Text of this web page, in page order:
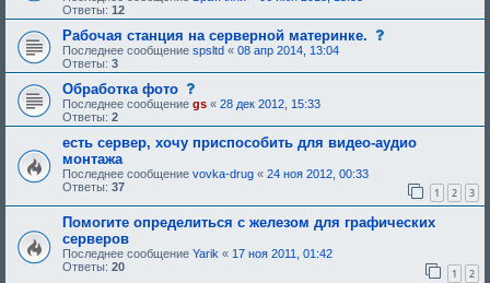
р
е
н
я
е
о
б
р
е
о
б
щ
е
н
и
е
,
т
р
б
ю
о
о
Ответы: 12
Рабочая станция на серверной материнке.
б
и
е
,
б
ю
Последнее сообщение spsltd « 08 апр 2014, 13:04
Ответы: 3
Обработка фото
о
о
б
щ
е
и
,
т
р
б
Последнее сообщение gs « 28 дек 2012, 15:33
Ответы: 2
есть сервер, хочу приспособить для видео-аудио
монтажа
Последнее сообщение vovka-drug « 24 ноя 2012, 00:33
Ответы: 37 1 2 3
Помогите определиться с железом для графических
серверов
Последнее сообщение Yarik « 17 ноя 2011, 01:42
Ответы: 20 1 2